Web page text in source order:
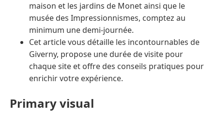
maison et les jardins de Monet ainsi que le
musée des Impressionnismes, comptez au
minimum une demi-journée.
Cet article vous détaille les incontournables de
Giverny, propose une durée de visite pour
chaque site et offre des conseils pratiques pour
enrichir votre expérience.
Primary visual